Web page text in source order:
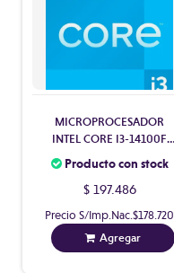
MICROPROCESADOR
INTEL CORE I3-14100F
RAPTORLAKE R S/VIDEO
Producto con stock
$ 197.486
Precio S/Imp.Nac. $178.720
Agregar